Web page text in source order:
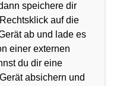
speichere dir
auf die
ab und lade es
einer externen
du dir eine
absichern und